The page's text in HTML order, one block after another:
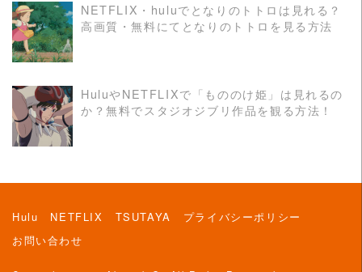
READ MORE
NETFLIX・huluでとなりのトトロは見れる？
高画質・無料にてとなりのトトロを見る方法
READ MORE
HuluやNETFLIXで「もののけ姫」は見れるの
か？無料でスタジオジブリ作品を観る方法！
Hulu NETFLIX TSUTAYA
プライバシーポリシー
お問い合わせ